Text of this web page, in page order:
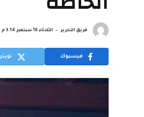
فريق التحرير الثلاثاء 16 سبتمبر 3:14 م
فيسبوك تويتر